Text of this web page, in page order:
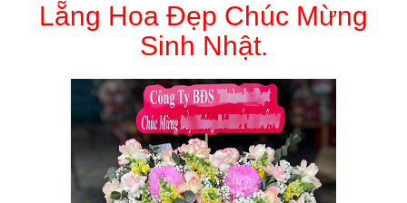
Lẵng Hoa Đẹp Chúc Mừng
Sinh Nhật.